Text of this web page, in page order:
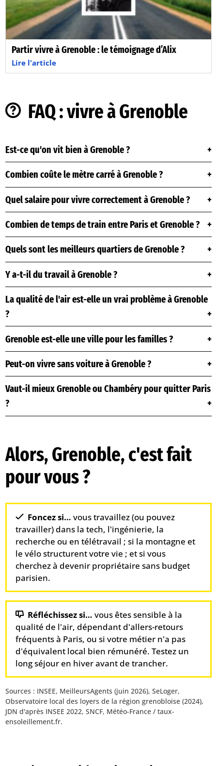
Partir vivre à Grenoble : le témoignage d’Alix
Lire l'article
FAQ : vivre à Grenoble
Est-ce qu'on vit bien à Grenoble ?
Combien coûte le mètre carré à Grenoble ?
Quel salaire pour vivre correctement à Grenoble ?
Combien de temps de train entre Paris et Grenoble ?
Quels sont les meilleurs quartiers de Grenoble ?
Y a-t-il du travail à Grenoble ?
La qualité de l'air est-elle un vrai problème à Grenoble
?
Grenoble est-elle une ville pour les familles ?
Peut-on vivre sans voiture à Grenoble ?
Vaut-il mieux Grenoble ou Chambéry pour quitter Paris
?
Alors, Grenoble, c'est fait
pour vous ?
Foncez si… vous travaillez (ou pouvez
travailler) dans la tech, l'ingénierie, la
recherche ou en télétravail ; si la montagne et
le vélo structurent votre vie ; et si vous
cherchez à devenir propriétaire sans budget
parisien.
Réfléchissez si… vous êtes sensible à la
qualité de l'air, dépendant d'allers-retours
fréquents à Paris, ou si votre métier n'a pas
d'équivalent local bien rémunéré. Testez un
long séjour en hiver avant de trancher.
Sources : INSEE, MeilleursAgents (juin 2026), SeLoger,
Observatoire local des loyers de la région grenobloise (2024),
JDN d'après INSEE 2022, SNCF, Météo-France / taux-
ensoleillement.fr.